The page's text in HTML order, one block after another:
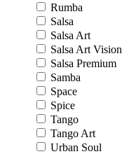
Rumba
Salsa
Salsa Art
Salsa Art Vision
Salsa Premium
Samba
Space
Spice
Tango
Tango Art
Urban Soul